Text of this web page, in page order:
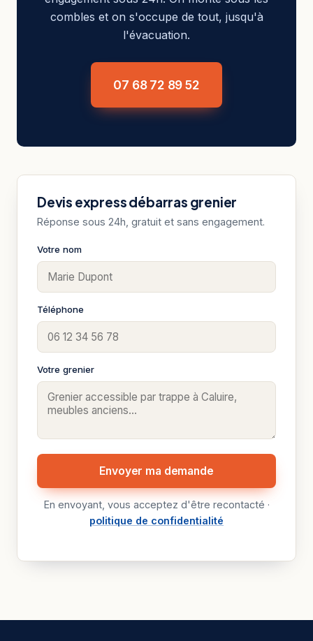
combles et on s'occupe de tout, jusqu'à
l'évacuation.
07 68 72 89 52
Devis express débarras grenier
Réponse sous 24h, gratuit et sans engagement.
Votre nom
Téléphone
Votre grenier
Envoyer ma demande
En envoyant, vous acceptez d'être recontacté ·
politique de confidentialité